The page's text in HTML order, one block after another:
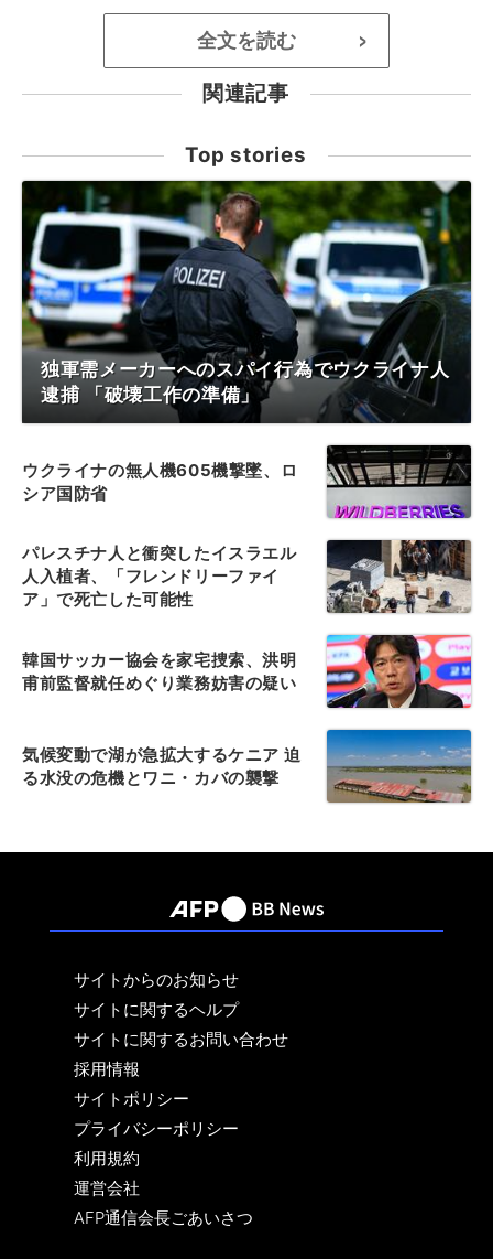
全文を読む >
関連記事
Top stories
独軍需メーカーへのスパイ行為でウクライナ人
逮捕 「破壊工作の準備」
ウクライナの無人機605機撃墜、ロ
シア国防省
パレスチナ人と衝突したイスラエル
人入植者、「フレンドリーファイ
ア」で死亡した可能性
韓国サッカー協会を家宅捜索、洪明
甫前監督就任めぐり業務妨害の疑い
気候変動で湖が急拡大するケニア 迫
る水没の危機とワニ・カバの襲撃
サイトからのお知らせ
サイトに関するヘルプ
サイトに関するお問い合わせ
採用情報
サイトポリシー
プライバシーポリシー
利用規約
運営会社
AFP通信会長ごあいさつ